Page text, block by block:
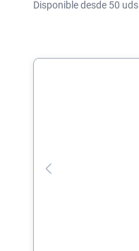
Disponible desde 50 uds